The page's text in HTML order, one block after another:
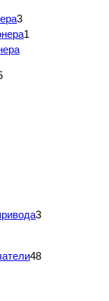
3
1
3
48